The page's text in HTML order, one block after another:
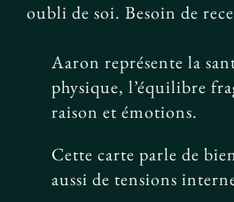
oubli de soi. Besoin de
Aaron représente la
physique, l’équilibre
raison et émotions.
Cette carte parle de
aussi de tensions